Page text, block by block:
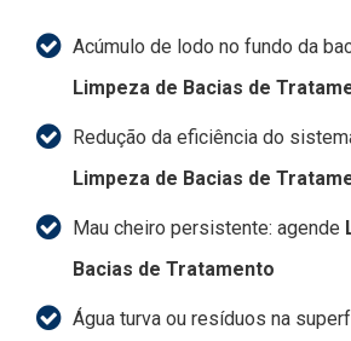
Acúmulo de lodo no fundo da
Limpeza de Bacias de
Redução da eficiência do
Limpeza de Bacias de
Mau cheiro persistente: agende
Bacias de Tratamento
Água turva ou resíduos na